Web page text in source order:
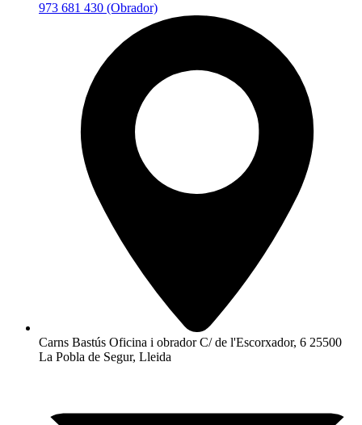
973 681 430 (Obrador)
Carns Bastús Oficina i obrador C/ de l'Escorxador, 6 25500
La Pobla de Segur, Lleida